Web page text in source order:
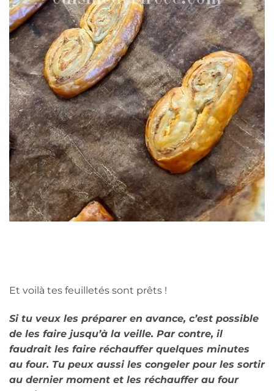
Et voilà tes feuilletés sont prêts !
Si tu veux les préparer en avance, c’est possible
de les faire jusqu’à la veille. Par contre, il
faudrait les faire réchauffer quelques minutes
au four. Tu peux aussi les congeler pour les sortir
au dernier moment et les réchauffer au four